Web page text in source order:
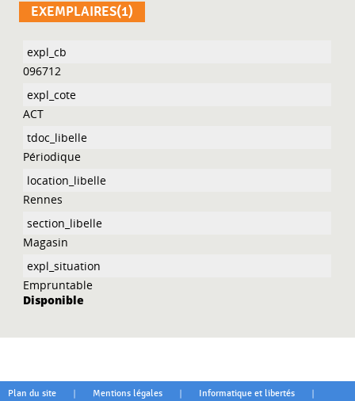
EXEMPLAIRES(1)
096712
ACT
Périodique
Rennes
Magasin
Empruntable
Disponible
Plan du site | Mentions légales | Informatique et libertés |